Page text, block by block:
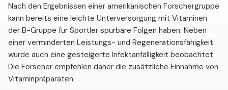
Nach den Ergebnissen einer amerikanischen Forschergruppe
kann bereits eine leichte Unterversorgung mit Vitaminen
der B-Gruppe für Sportler spürbare Folgen haben. Neben
einer verminderten Leistungs- und Regenerationsfähigkeit
wurde auch eine gesteigerte Infektanfälligkeit beobachtet.
Die Forscher empfehlen daher die zusätzliche Einnahme von
Vitaminpräparaten.